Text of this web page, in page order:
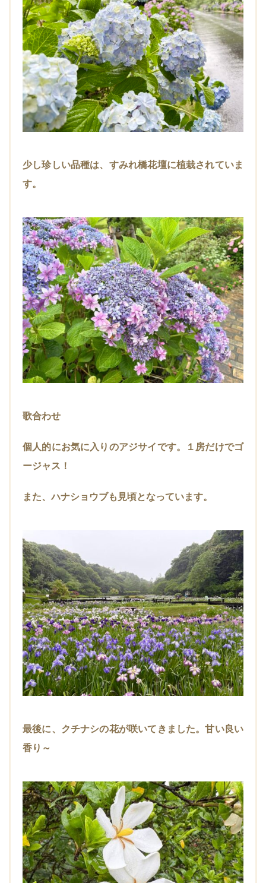
少し珍しい品種は、すみれ橋花壇に植栽されていま
す。
歌合わせ
個人的にお気に入りのアジサイです。１房だけでゴ
ージャス！
また、ハナショウブも見頃となっています。
最後に、クチナシの花が咲いてきました。甘い良い
香り～